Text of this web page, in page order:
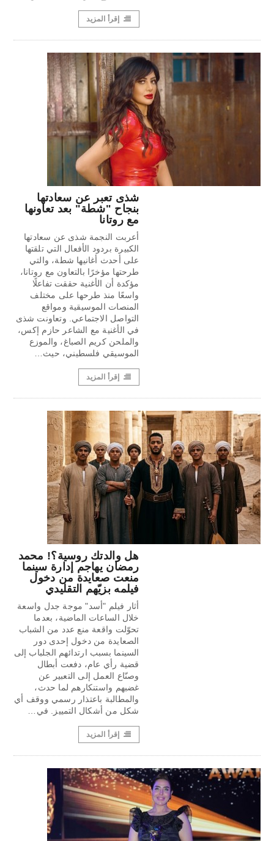
إقرأ المزيد
شذى تعبر عن سعادتها
بنجاح "شطة" بعد تعاونها
مع روتانا
أعربت النجمة شذى عن سعادتها
الكبيرة بردود الأفعال التي تلقتها
على أحدث أغانيها شطة، والتي
طرحتها مؤخرًا بالتعاون مع روتانا،
مؤكدة أن الأغنية حققت تفاعلًا
واسعًا منذ طرحها على مختلف
المنصات الموسيقية ومواقع
التواصل الاجتماعي. وتعاونت شذى
في الأغنية مع الشاعر حازم إكس،
والملحن كريم الصباغ، والموزع
الموسيقي فلسطيني، حيث…
إقرأ المزيد
هل والدتك روسية؟! محمد
رمضان يهاجم إدارة سينما
منعت صعايدة من دخول
فيلمه بزيّهم التقليدي
أثار فيلم "أسد" موجة جدل واسعة
خلال الساعات الماضية، بعدما
تحوّلت واقعة منع عدد من الشباب
الصعايدة من دخول إحدى دور
السينما بسبب ارتدائهم الجلباب إلى
قضية رأي عام، دفعت أبطال
وصنّاع العمل إلى التعبير عن
غضبهم واستنكارهم لما حدث،
والمطالبة باعتذار رسمي ووقف أي
شكل من أشكال التمييز. في…
إقرأ المزيد